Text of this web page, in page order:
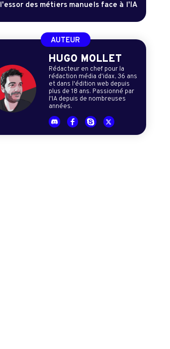
l'essor des métiers manuels face à l'IA
AUTEUR
HUGO MOLLET
Rédacteur en chef pour la
rédaction média d'idax, 36 ans
et dans l'édition web depuis
plus de 18 ans. Passionné par
l'IA depuis de nombreuses
années.